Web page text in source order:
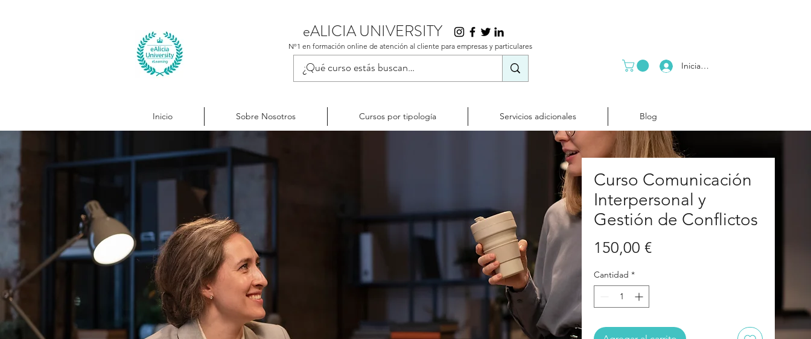
eALICIA UNIVERSITY
Nº1 en formación online de atención al cliente para empresas y particulares
Iniciar sesión
Inicio Sobre Nosotros Cursos por tipología Servicios adicionales Blog
Curso Comunicación
Interpersonal y
Gestión de Conflictos
150,00 €Precio
Cantidad *